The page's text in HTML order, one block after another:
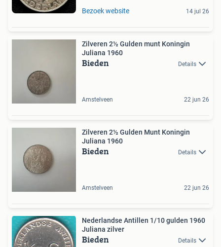
Bezoek website 14 jul 26
Zilveren 2½ Gulden munt Koningin
Juliana 1960
Bieden Details
Amstelveen 22 jun 26
Zilveren 2½ Gulden Munt Koningin
Juliana 1960
Bieden Details
Amstelveen 22 jun 26
Nederlandse Antillen 1/10 gulden 1960
Juliana zilver
Bieden Details